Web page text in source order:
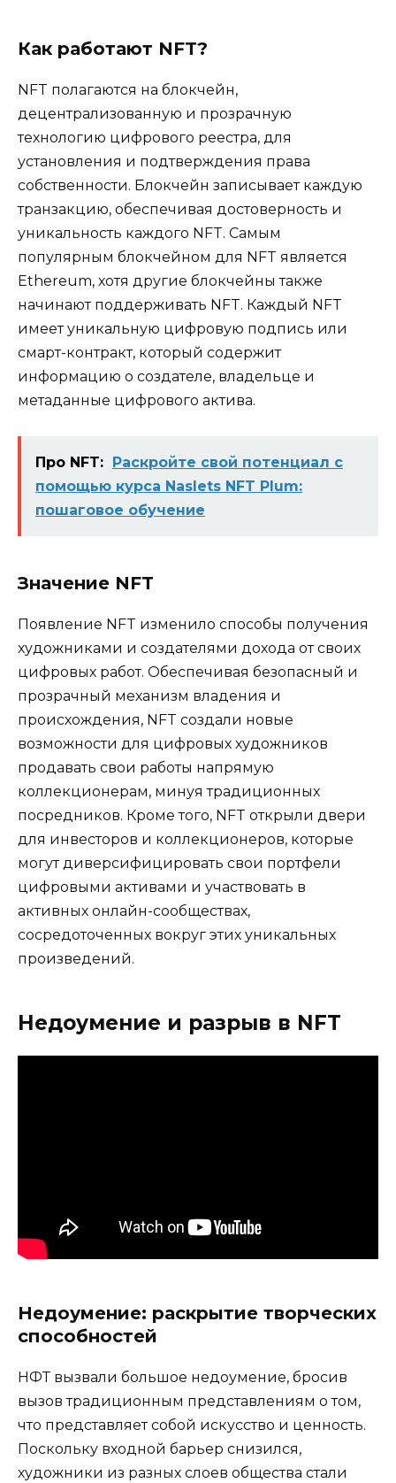
Как работают NFT?
NFT полагаются на блокчейн,
децентрализованную и прозрачную
технологию цифрового реестра, для
установления и подтверждения права
собственности. Блокчейн записывает каждую
транзакцию, обеспечивая достоверность и
уникальность каждого NFT. Самым
популярным блокчейном для NFT является
Ethereum, хотя другие блокчейны также
начинают поддерживать NFT. Каждый NFT
имеет уникальную цифровую подпись или
смарт-контракт, который содержит
информацию о создателе, владельце и
метаданные цифрового актива.
Про NFT:
Раскройте свой потенциал с
помощью курса Naslets NFT Plum:
пошаговое обучение
Значение NFT
Появление NFT изменило способы получения
художниками и создателями дохода от своих
цифровых работ. Обеспечивая безопасный и
прозрачный механизм владения и
происхождения, NFT создали новые
возможности для цифровых художников
продавать свои работы напрямую
коллекционерам, минуя традиционных
посредников. Кроме того, NFT открыли двери
для инвесторов и коллекционеров, которые
могут диверсифицировать свои портфели
цифровыми активами и участвовать в
активных онлайн-сообществах,
сосредоточенных вокруг этих уникальных
произведений.
Недоумение и разрыв в NFT
Недоумение: раскрытие творческих
способностей
НФТ вызвали большое недоумение, бросив
вызов традиционным представлениям о том,
что представляет собой искусство и ценность.
Поскольку входной барьер снизился,
художники из разных слоев общества стали